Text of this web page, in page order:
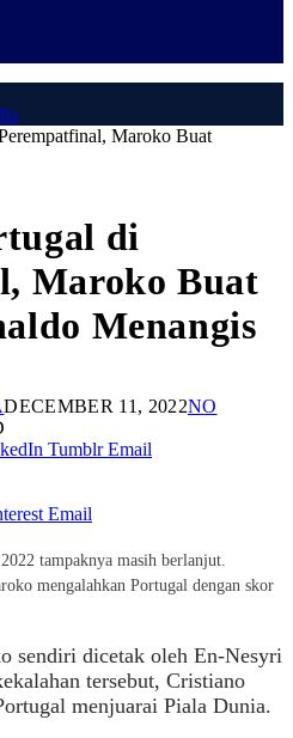
Maroko Buat
di
Maroko Buat
Menangis
DECEMBER 11, 2022NO
Tumblr Email
Email
tampaknya masih berlanjut.
mengalahkan Portugal dengan skor
sendiri dicetak oleh En-Nesyri
tersebut, Cristiano
menjuarai Piala Dunia.